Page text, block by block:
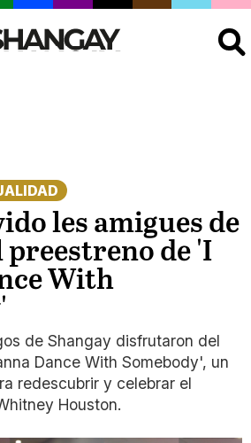
les amigues de
preestreno de 'I
With
de Shangay disfrutaron del
Dance With Somebody', un
redescubrir y celebrar el
Houston.